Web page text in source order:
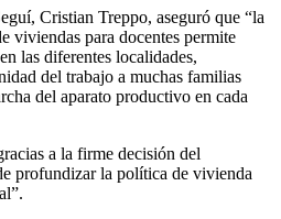
Cristian Treppo, aseguró que “la
viviendas para docentes permite
las diferentes localidades,
del trabajo a muchas familias
del aparato productivo en cada
a la firme decisión del
profundizar la política de vivienda